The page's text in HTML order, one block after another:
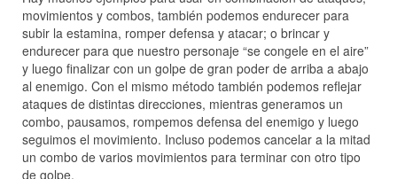
movimientos y combos, también podemos endurecer para
subir la estamina, romper defensa y atacar; o brincar y
endurecer para que nuestro personaje “se congele en el aire”
y luego finalizar con un golpe de gran poder de arriba a abajo
al enemigo. Con el mismo método también podemos reflejar
ataques de distintas direcciones, mientras generamos un
combo, pausamos, rompemos defensa del enemigo y luego
seguimos el movimiento. Incluso podemos cancelar a la mitad
un combo de varios movimientos para terminar con otro tipo
de golpe.